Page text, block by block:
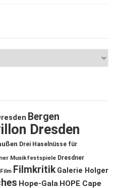
Bergen
Dresden
Drei Haselnüsse für
Musikfestspiele Dresdner
Film Filmkritik Galerie Holger
Hope-Gala HOPE Cape